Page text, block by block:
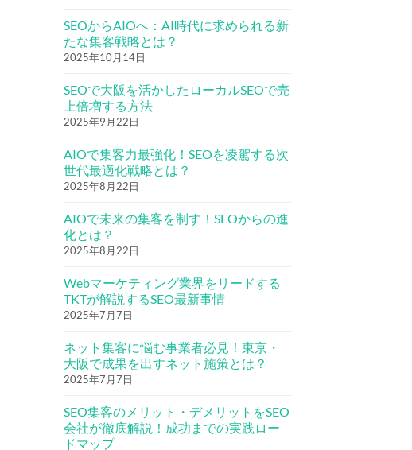
SEOからAIOへ：AI時代に求められる新
たな集客戦略とは？
2025年10月14日
SEOで大阪を活かしたローカルSEOで売
上倍増する方法
2025年9月22日
AIOで集客力最強化！SEOを凌駕する次
世代最適化戦略とは？
2025年8月22日
AIOで未来の集客を制す！SEOからの進
化とは？
2025年8月22日
Webマーケティング業界をリードする
TKTが解説するSEO最新事情
2025年7月7日
ネット集客に悩む事業者必見！東京・
大阪で成果を出すネット施策とは？
2025年7月7日
SEO集客のメリット・デメリットをSEO
会社が徹底解説！成功までの実践ロー
ドマップ